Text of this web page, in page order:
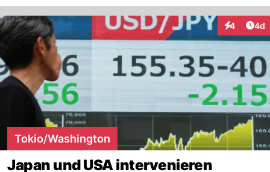
4 4d
Tokio/Washington
Japan und USA intervenieren